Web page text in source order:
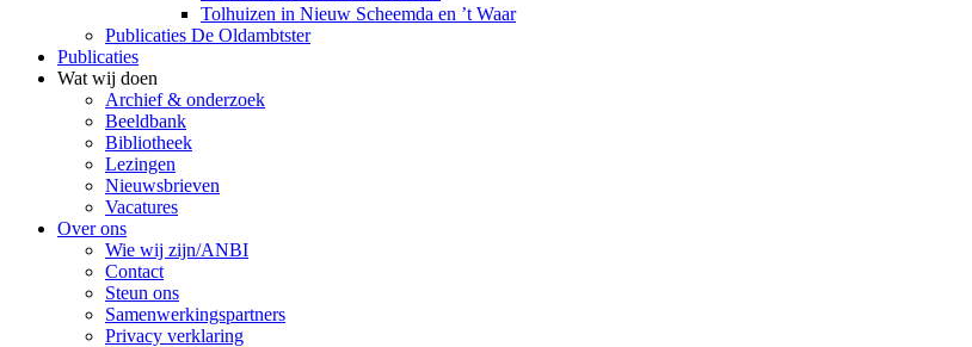
Tolhuizen in Nieuw Scheemda en ’t Waar
Publicaties De Oldambtster
Publicaties
Wat wij doen
Archief & onderzoek
Beeldbank
Bibliotheek
Lezingen
Nieuwsbrieven
Vacatures
Over ons
Wie wij zijn/ANBI
Contact
Steun ons
Samenwerkingspartners
Privacy verklaring